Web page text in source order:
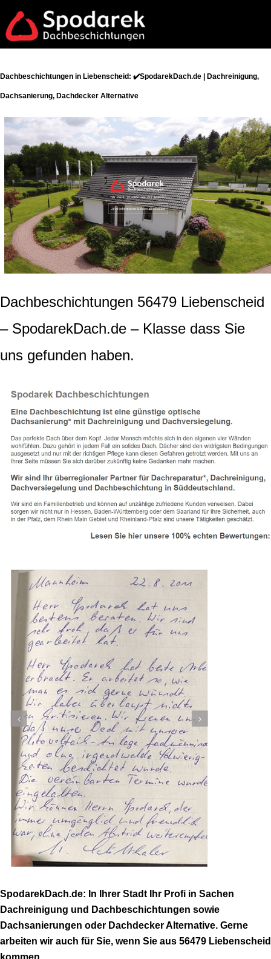
Dachbeschichtungen in Liebenscheid: ✔️SpodarekDach.de | Dachreinigung,
Dachsanierung, Dachdecker Alternative
Dachbeschichtungen 56479 Liebenscheid
– SpodarekDach.de – Klasse dass Sie
uns gefunden haben.
SpodarekDach.de: In Ihrer Stadt Ihr Profi in Sachen
Dachreinigung und Dachbeschichtungen sowie
Dachsanierungen oder Dachdecker Alternative. Gerne
arbeiten wir auch für Sie, wenn Sie aus 56479 Liebenscheid